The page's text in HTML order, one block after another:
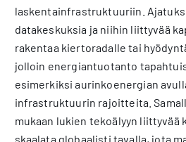
laskentainfrastruktuuriin.
datakeskuksia ja niihin liittyvää
rakentaa kiertoradalle tai
jolloin energiantuotanto
esimerkiksi aurinkoenergian
infrastruktuurin rajoitteita.
mukaan lukien tekoälyyn liittyvää
skaalata globaalisti tavalla, jota